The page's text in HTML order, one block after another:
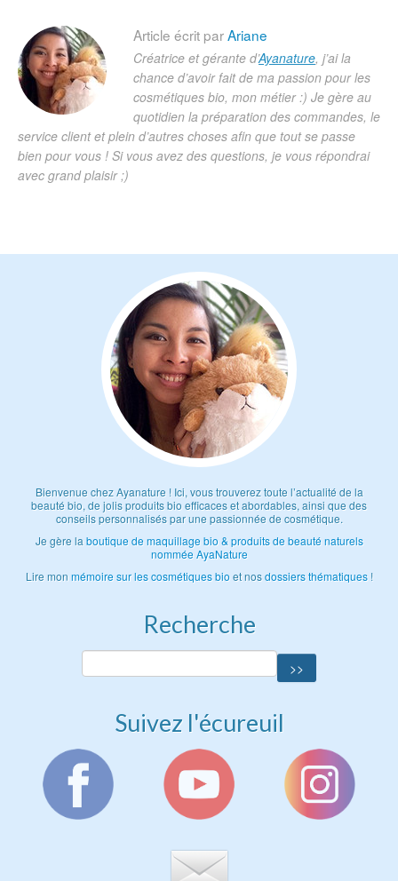
Article écrit parAriane
Créatrice et gérante d’Ayanature, j’ai la
chance d’avoir fait de ma passion pour les
cosmétiques bio, mon métier :) Je gère au
quotidien la préparation des commandes, le
service client et plein d’autres choses afin que tout se passe
bien pour vous ! Si vous avez des questions, je vous répondrai
avec grand plaisir ;)
Bienvenue chez Ayanature ! Ici, vous trouverez toute l’actualité de la
beauté bio, de jolis produits bio efficaces et abordables, ainsi que des
conseils personnalisés par une passionnée de cosmétique.
Je gère laboutique de maquillage bio & produits de beauté naturels
nommée AyaNature
Lire monmémoire sur les cosmétiques bioet nosdossiers thématiques!
Recherche
Suivez l'écureuil